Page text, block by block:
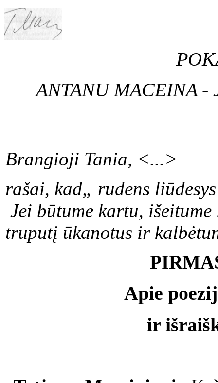
ANTANU MACEINA -
Brangioji Tania, <...>
rašai, kad„ rudens
Jei būtume kartu,
truputį ūkanotus ir
Apie
ir